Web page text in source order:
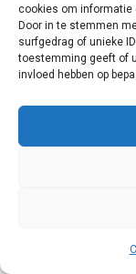
cookies om informatie
Door in te stemmen
surfgedrag of unieke
toestemming geeft of
invloed hebben op
opgenomen
Er zijn
persoonlijke
geschikt voor
donker. Laat u
meerdere